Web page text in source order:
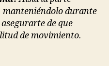
durante
de que
de movimiento.